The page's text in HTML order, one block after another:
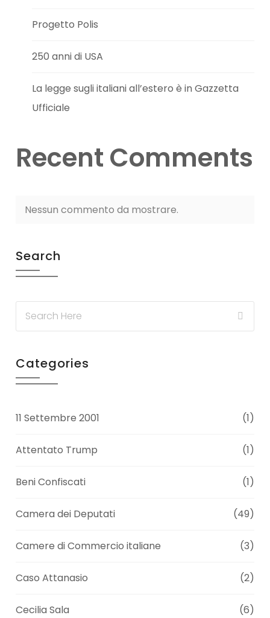
Progetto Polis
250 anni di USA
La legge sugli italiani all’estero è in Gazzetta
Ufficiale
Recent Comments
Nessun commento da mostrare.
Search
Categories
11 Settembre 2001 (1)
Attentato Trump (1)
Beni Confiscati (1)
Camera dei Deputati (49)
Camere di Commercio italiane (3)
Caso Attanasio (2)
Cecilia Sala (6)